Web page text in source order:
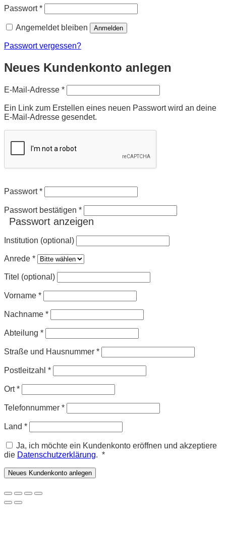
Passwort*Erforderlich
Angemeldet bleiben Anmelden
Passwort vergessen?
Neues Kundenkonto anlegen
E-Mail-Adresse *Erforderlich
Ein Link zum Erstellen eines neuen Passwort wird an deine
E-Mail-Adresse gesendet.
Passwort*
Passwort bestätigen *
Passwort anzeigen
Institution (optional)
Anrede *
Titel (optional)
Vorname *
Nachname *
Abteilung *
Straße und Hausnummer *
Postleitzahl *
Ort*
Telefonnummer *
Land *
Ja, ich möchte ein Kundenkonto eröffnen und akzeptiere
die Datenschutzerklärung. *Erforderlich
Neues Kundenkonto anlegen